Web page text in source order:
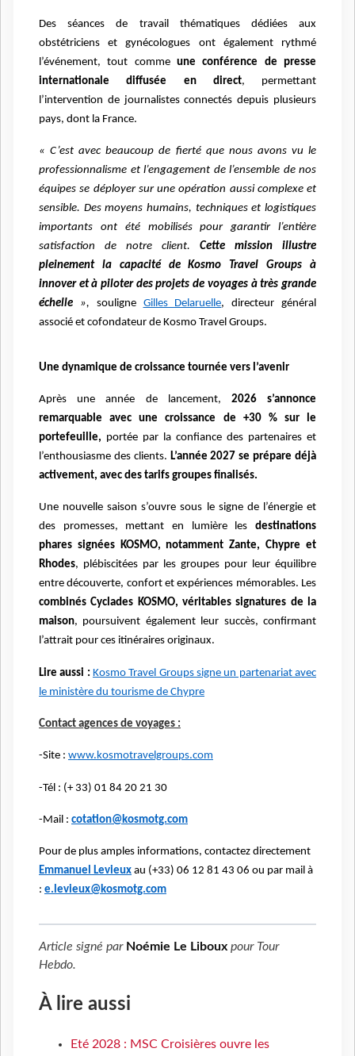
Des séances de travail thématiques dédiées aux
obstétriciens et gynécologues ont également rythmé
l’événement, tout comme une conférence de presse
internationale diffusée en direct, permettant
l’intervention de journalistes connectés depuis plusieurs
pays, dont la France.
« C’est avec beaucoup de fierté que nous avons vu le
professionnalisme et l’engagement de l’ensemble de nos
équipes se déployer sur une opération aussi complexe et
sensible. Des moyens humains, techniques et logistiques
importants ont été mobilisés pour garantir l’entière
satisfaction de notre client. Cette mission illustre
pleinement la capacité de Kosmo Travel Groups à
innover et à piloter des projets de voyages à très grande
échelle », souligne Gilles Delaruelle, directeur général
associé et cofondateur de Kosmo Travel Groups.
Une dynamique de croissance tournée vers l’avenir
Après une année de lancement, 2026 s’annonce
remarquable avec une croissance de +30 % sur le
portefeuille, portée par la confiance des partenaires et
l’enthousiasme des clients. L’année 2027 se prépare déjà
activement, avec des tarifs groupes finalisés.
Une nouvelle saison s’ouvre sous le signe de l’énergie et
des promesses, mettant en lumière les destinations
phares signées KOSMO, notamment Zante, Chypre et
Rhodes, plébiscitées par les groupes pour leur équilibre
entre découverte, confort et expériences mémorables. Les
combinés Cyclades KOSMO, véritables signatures de la
maison, poursuivent également leur succès, confirmant
l’attrait pour ces itinéraires originaux.
Lire aussi : Kosmo Travel Groups signe un partenariat avec
le ministère du tourisme de Chypre
Contact agences de voyages :
-Site : www.kosmotravelgroups.com
-Tél : (+ 33) 01 84 20 21 30
-Mail : cotation@kosmotg.com
Pour de plus amples informations, contactez directement
Emmanuel Levieux au (+33) 06 12 81 43 06 ou par mail à
: e.levieux@kosmotg.com
Article signé par Noémie Le Liboux pour Tour
Hebdo.
À lire aussi
Eté 2028 : MSC Croisières ouvre les